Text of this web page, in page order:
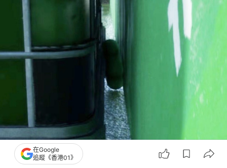
在Google
追蹤《香港01》